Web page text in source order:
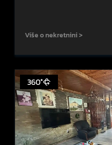
Više o nekretnini >
360°